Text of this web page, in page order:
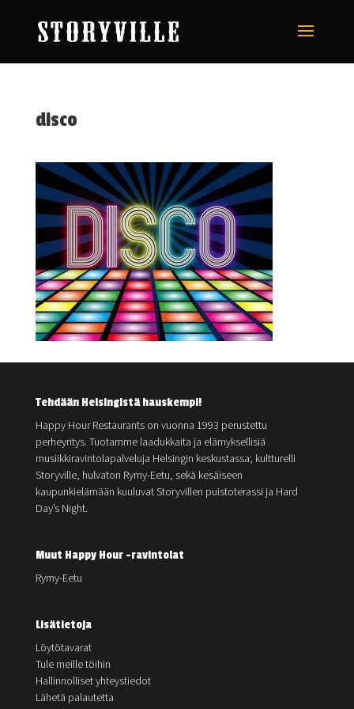
disco
Tehdään Helsingistä hauskempi!
Happy Hour Restaurants on vuonna 1993 perustettu
perheyritys. Tuotamme laadukkaita ja elämyksellisiä
musiikkiravintolapalveluja Helsingin keskustassa; kultturelli
Storyville, hulvaton Rymy-Eetu, sekä kesäiseen
kaupunkielämään kuuluvat Storyvillen puistoterassi ja Hard
Day’s Night.
Muut Happy Hour -ravintolat
Rymy-Eetu
Lisätietoja
Löytötavarat
Tule meille töihin
Hallinnolliset yhteystiedot
Lähetä palautetta